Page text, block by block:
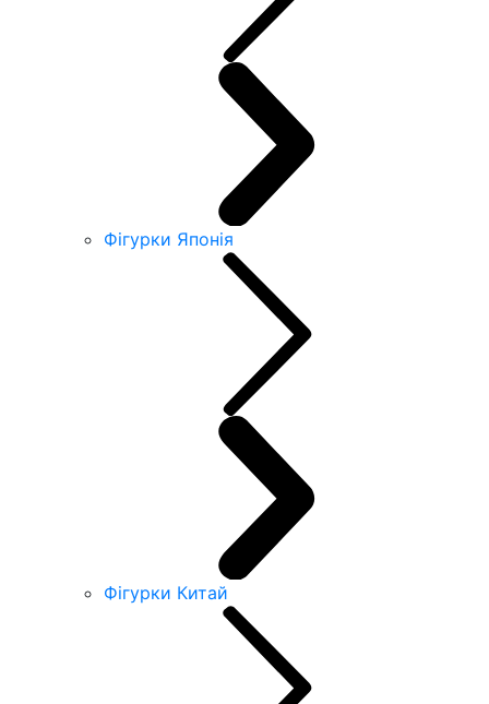
Фігурки Японія
Фігурки Китай